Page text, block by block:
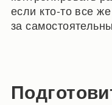
если кто-то все
за